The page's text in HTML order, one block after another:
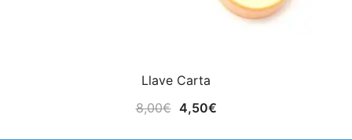
Llave Carta
8,00€ El
4,50€El